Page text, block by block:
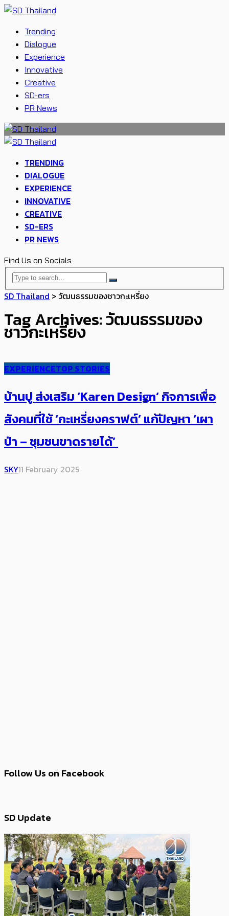
Trending
Dialogue
Experience
Innovative
Creative
SD-ers
PR News
TRENDING
DIALOGUE
EXPERIENCE
INNOVATIVE
CREATIVE
SD-ERS
PR NEWS
Find Us on Socials
SD Thailand > วัฒนธรรมของชาวกะเหรี่ยง
Tag Archives: วัฒนธรรมของ
ชาวกะเหรี่ยง
EXPERIENCETOP STORIES
บ้านปู ส่งเสริม ‘Karen Design’ กิจการเพื่อ
สังคมที่ใช้ ‘กะเหรี่ยงคราฟต์’ แก้ปัญหา ‘เผา
ป่า – ชุมชนขาดรายได้’
SKY11 February 2025
Follow Us on Facebook
SD Update